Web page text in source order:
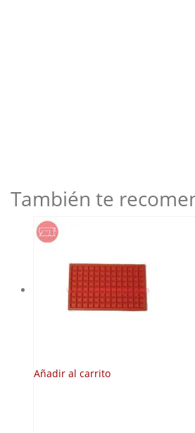
También te
Añadir al carrito